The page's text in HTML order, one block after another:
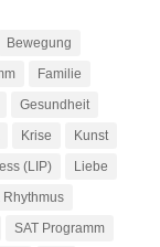
Bewegung
Familie
Gesundheit
Krise
Kunst
(LIP)
Liebe
Rhythmus
SAT Programm